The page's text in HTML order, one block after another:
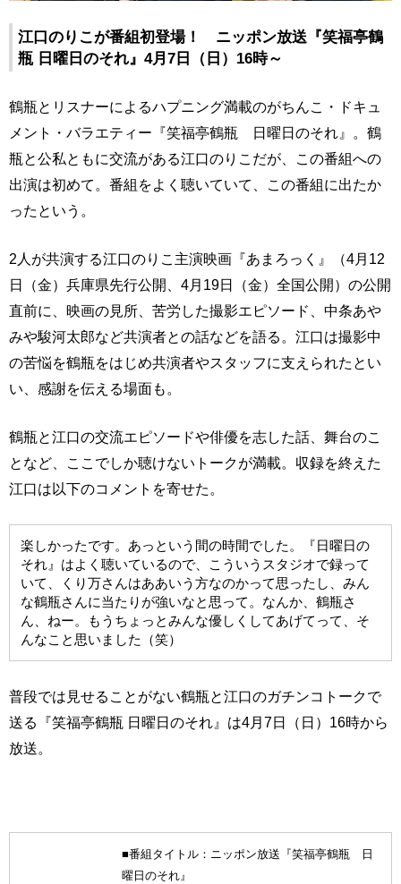
江口のりこが番組初登場！ ニッポン放送『笑福亭鶴
瓶 日曜日のそれ』4月7日（日）16時～
鶴瓶とリスナーによるハプニング満載のがちんこ・ドキュ
メント・バラエティー『笑福亭鶴瓶 日曜日のそれ』。鶴
瓶と公私ともに交流がある江口のりこだが、この番組への
出演は初めて。番組をよく聴いていて、この番組に出たか
ったという。
2人が共演する江口のりこ主演映画『あまろっく』（4月12
日（金）兵庫県先行公開、4月19日（金）全国公開）の公開
直前に、映画の見所、苦労した撮影エピソード、中条あや
みや駿河太郎など共演者との話などを語る。江口は撮影中
の苦悩を鶴瓶をはじめ共演者やスタッフに支えられたとい
い、感謝を伝える場面も。
鶴瓶と江口の交流エピソードや俳優を志した話、舞台のこ
となど、ここでしか聴けないトークが満載。収録を終えた
江口は以下のコメントを寄せた。
楽しかったです。あっという間の時間でした。『日曜日の
それ』はよく聴いているので、こういうスタジオで録って
いて、くり万さんはああいう方なのかって思ったし、みん
な鶴瓶さんに当たりが強いなと思って。なんか、鶴瓶さ
ん、ねー。もうちょっとみんな優しくしてあげてって、そ
んなこと思いました（笑）
普段では見せることがない鶴瓶と江口のガチンコトークで
送る『笑福亭鶴瓶 日曜日のそれ』は4月7日（日）16時から
放送。
■番組タイトル：ニッポン放送『笑福亭鶴瓶 日
曜日のそれ』